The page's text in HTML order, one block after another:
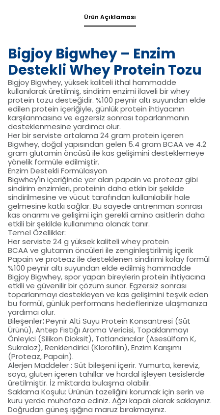
Ürün Açıklaması
Bigjoy Bigwhey – Enzim
Destekli Whey Protein Tozu
Bigjoy Bigwhey, yüksek kaliteli ithal hammadde
kullanılarak üretilmiş, sindirim enzimi ilaveli bir whey
protein tozu desteğidir. %100 peynir altı suyundan elde
edilen protein içeriğiyle, günlük protein ihtiyacının
karşılanmasına ve egzersiz sonrası toparlanmanın
desteklenmesine yardımcı olur.
Her bir serviste ortalama 24 gram protein içeren
Bigwhey, doğal yapısından gelen 5.4 gram BCAA ve 4.2
gram glutamin öncüsü ile kas gelişimini desteklemeye
yönelik formüle edilmiştir.
Enzim Destekli Formülasyon
Bigwhey'in içeriğinde yer alan papain ve proteaz gibi
sindirim enzimleri, proteinin daha etkin bir şekilde
sindirilmesine ve vücut tarafından kullanılabilir hale
gelmesine katkı sağlar. Bu sayede antrenman sonrası
kas onarımı ve gelişimi için gerekli amino asitlerin daha
etkili bir şekilde kullanımına olanak tanır.
Temel Özellikler:
Her serviste 24 g yüksek kaliteli whey protein
BCAA ve glutamin öncüleri ile zenginleştirilmiş içerik
Papain ve proteaz ile desteklenen sindirimi kolay formül
%100 peynir altı suyundan elde edilmiş hammadde
Bigjoy Bigwhey, spor yapan bireylerin protein ihtiyacına
etkili ve güvenilir bir çözüm sunar. Egzersiz sonrası
toparlanmayı destekleyen ve kas gelişimini teşvik eden
bu formül, günlük performans hedeflerinize ulaşmanıza
yardımcı olur.
Bileşenler:Peynir Alti Suyu Protein Konsantresi (Süt
Ürünü), Antep Fıstığı Aroma Vericisi, Topaklanmayı
Önleyici (Silikon Dioksit), Tatlandırıcılar (Asesülfam K,
Sukraloz), Renklendirici (Klorofilin), Enzim Karışımı
(Proteaz, Papain).
Alerjen Maddeler : Süt bileşeni içerir. Yumurta, kereviz,
soya, gluten içeren tahıllar ve hardal işleyen tesislerde
üretilmiştir. İz miktarda bulaşma olabilir.
Saklama Koşulu: Ürünün tazeliğini korumak için serin ve
kuru yerde muhafaza ediniz. Ağzı kapalı olarak saklayınız.
Doğrudan güneş ışığına maruz bırakmayınız.